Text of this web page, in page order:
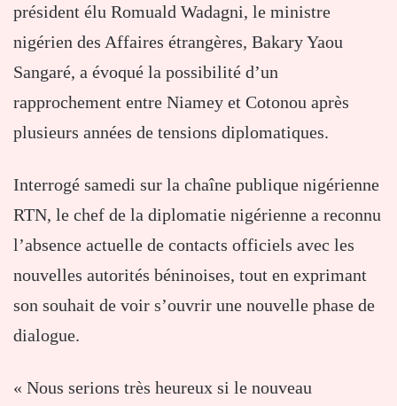
président élu Romuald Wadagni, le ministre
nigérien des Affaires étrangères, Bakary Yaou
Sangaré, a évoqué la possibilité d’un
rapprochement entre Niamey et Cotonou après
plusieurs années de tensions diplomatiques.
Interrogé samedi sur la chaîne publique nigérienne
RTN, le chef de la diplomatie nigérienne a reconnu
l’absence actuelle de contacts officiels avec les
nouvelles autorités béninoises, tout en exprimant
son souhait de voir s’ouvrir une nouvelle phase de
dialogue.
« Nous serions très heureux si le nouveau